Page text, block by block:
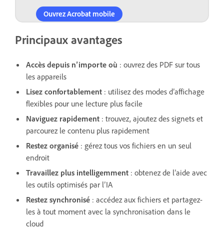
Ouvrez Acrobat mobile
Principaux avantages
Accès depuis n’importe où : ouvrez des PDF sur tous
les appareils
Lisez confortablement : utilisez des modes d’affichage
flexibles pour une lecture plus facile
Naviguez rapidement : trouvez, ajoutez des signets et
parcourez le contenu plus rapidement
Restez organisé : gérez tous vos fichiers en un seul
endroit
Travaillez plus intelligemment : obtenez de l’aide avec
les outils optimisés par l’IA
Restez synchronisé : accédez aux fichiers et partagez-
les à tout moment avec la synchronisation dans le
cloud